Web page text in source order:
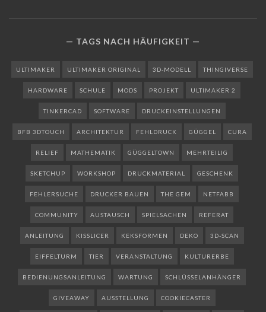
TAGS NACH HÄUFIGKEIT
ULTIMAKER ULTIMAKER ORIGINAL 3D-MODELL THINGIVERSE
HARDWARE SCHULE MODS PROJEKT ULTIMAKER 2
TINKERCAD SOFTWARE DRUCKEINSTELLUNGEN
BFB 3DTOUCH ARCHITEKTUR FEHLDRUCK GÜGGEL CURA
RELIEF MATHEMATIK GÜGGELTOWN MEHRTEILIG
SKETCHUP WORKSHOP DRUCKMATERIAL GESCHENK
FEHLERSUCHE DRUCKER BAUEN THE GEM NETFABB
COMMUNITY AUSTAUSCH SPIELSACHEN REFERAT
ANLEITUNG KISSLICER KEKSFORMEN DEKO 3D-SCAN
EIFFELTURM TIER VERANSTALTUNG KULTURERBE
BEDIENUNGSANLEITUNG WARTUNG SCHLÜSSELANHÄNGER
GIVEAWAY AUSSTELLUNG COOKIECASTER